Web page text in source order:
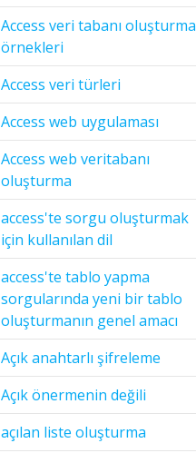
Access veri tabanı oluşturma
örnekleri
Access veri türleri
Access web uygulaması
Access web veritabanı
oluşturma
access'te sorgu oluşturmak
için kullanılan dil
access'te tablo yapma
sorgularında yeni bir tablo
oluşturmanın genel amacı
Açık anahtarlı şifreleme
Açık önermenin değili
açılan liste oluşturma